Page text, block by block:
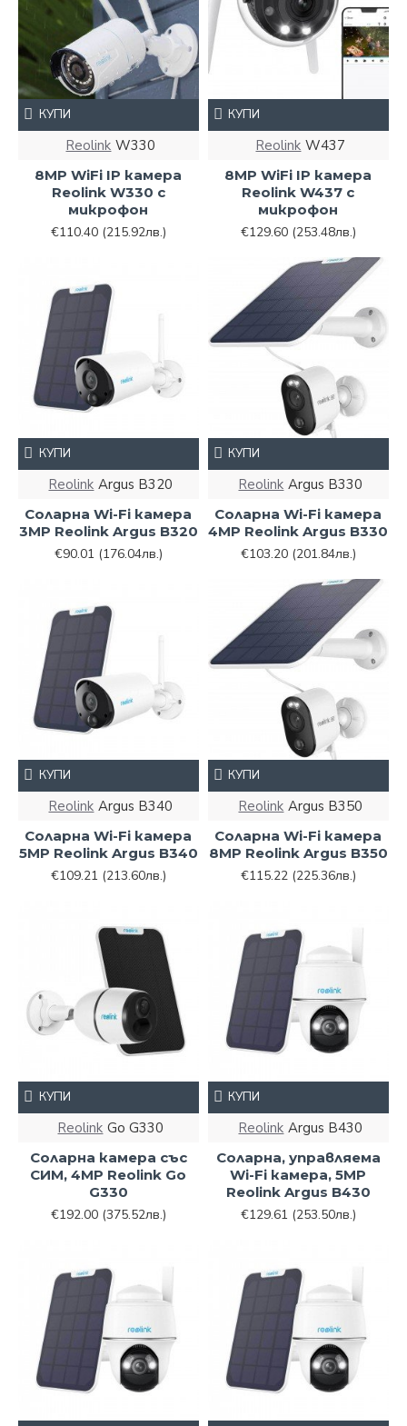
Reolink W330
8MP WiFi IP камера
Reolink W330 с
микрофон
€110.40 (215.92лв.)
КУПИ
Reolink W437
8MP WiFi IP камера
Reolink W437 с
микрофон
€129.60 (253.48лв.)
КУПИ
Reolink Argus B320
Соларна Wi-Fi камера
3MP Reolink Argus B320
€90.01 (176.04лв.)
КУПИ
Reolink Argus B330
Соларна Wi-Fi камера
4MP Reolink Argus B330
€103.20 (201.84лв.)
КУПИ
Reolink Argus B340
Соларна Wi-Fi камера
5MP Reolink Argus B340
€109.21 (213.60лв.)
КУПИ
Reolink Argus B350
Соларна Wi-Fi камера
8MP Reolink Argus B350
€115.22 (225.36лв.)
КУПИ
Reolink Go G330
Соларна камера със
СИМ, 4MP Reolink Go
G330
€192.00 (375.52лв.)
КУПИ
Reolink Argus B430
Соларна, управляема
Wi-Fi камера, 5MP
Reolink Argus B430
€129.61 (253.50лв.)
КУПИ